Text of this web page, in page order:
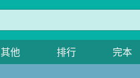
其他 排行 完本